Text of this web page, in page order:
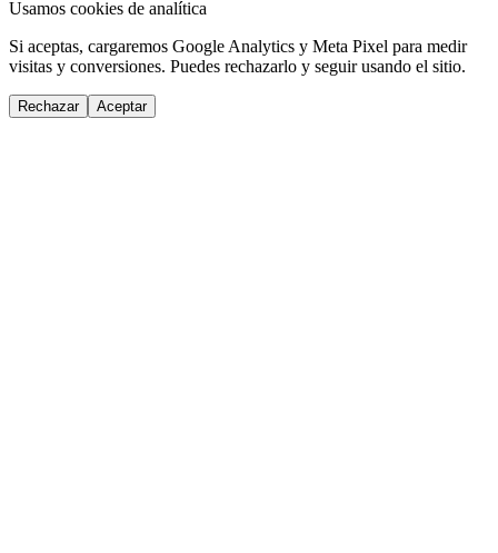
Usamos cookies de analítica
Si aceptas, cargaremos Google Analytics y Meta Pixel para medir
visitas y conversiones. Puedes rechazarlo y seguir usando el sitio.
Rechazar Aceptar